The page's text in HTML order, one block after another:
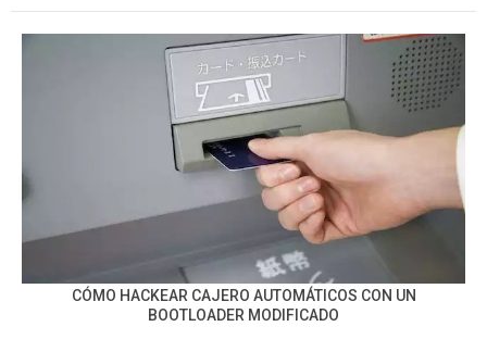
CÓMO HACKEAR CAJERO AUTOMÁTICOS CON UN
BOOTLOADER MODIFICADO